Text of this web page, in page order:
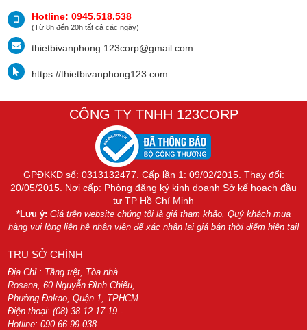
Hotline: 0945.518.538
(Từ 8h đến 20h tất cả các ngày)
thietbivanphong.123corp@gmail.com
https://thietbivanphong123.com
CÔNG TY TNHH 123CORP
GPĐKKD số: 0313132477. Cấp lần 1: 09/02/2015. Thay đổi:
20/05/2015. Nơi cấp: Phòng đăng ký kinh doanh Sở kế hoạch đầu
tư TP Hồ Chí Minh
*Lưu ý: Giá trên website chúng tôi là giá tham khảo, Quý khách mua
hàng vui lòng liên hệ nhân viên để xác nhận lại giá bán thời điểm hiện tại!
TRỤ SỞ CHÍNH
Địa Chỉ : Tầng trệt, Tòa nhà
Rosana, 60 Nguyễn Đình Chiểu,
Phường Đakao, Quận 1, TPHCM
Điện thoại: (08) 38 12 17 19 -
Hotline: 090 66 99 038